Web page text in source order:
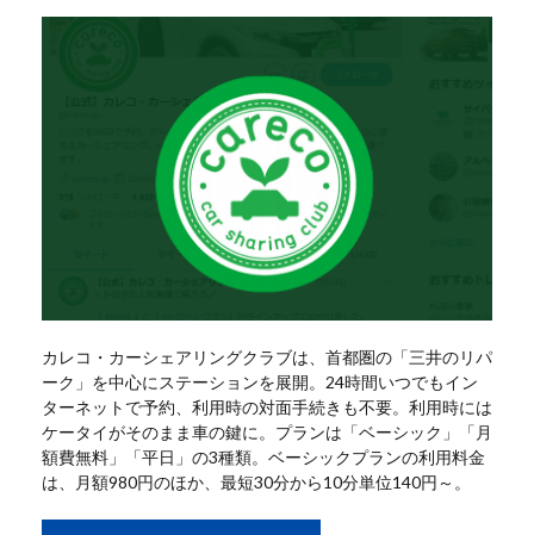
カレコ・カーシェアリングクラブは、首都圏の「三井のリパ
ーク」を中心にステーションを展開。24時間いつでもイン
ターネットで予約、利用時の対面手続きも不要。利用時には
ケータイがそのまま車の鍵に。プランは「ベーシック」「月
額費無料」「平日」の3種類。ベーシックプランの利用料金
は、月額980円のほか、最短30分から10分単位140円～。